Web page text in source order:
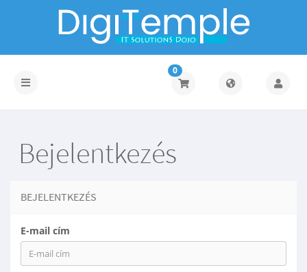
Váltás
navigációra
0
Bejelentkezés
BEJELENTKEZÉS
E-mail cím